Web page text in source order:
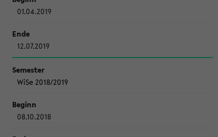
01.04.2019
12.07.2019
WiSe 2018/2019
08.10.2018